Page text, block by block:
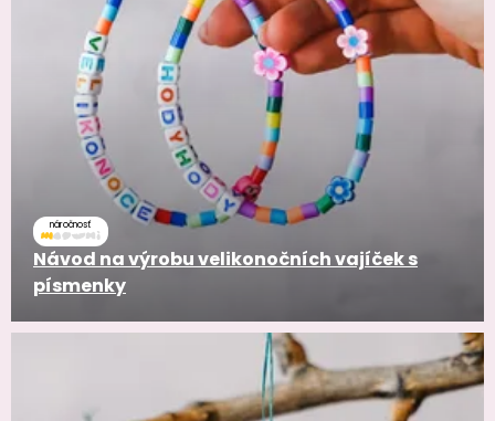
náročnosť
Návod na výrobu velikonočních vajíček s
písmenky